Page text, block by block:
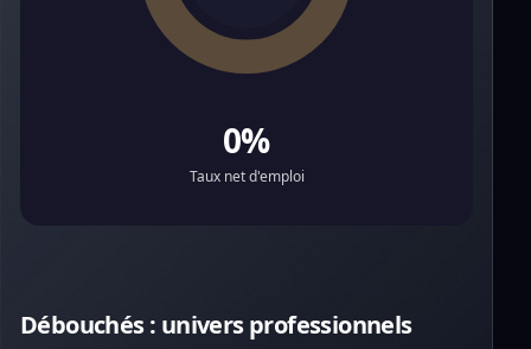
0%
Taux net d'emploi
Débouchés : univers professionnels